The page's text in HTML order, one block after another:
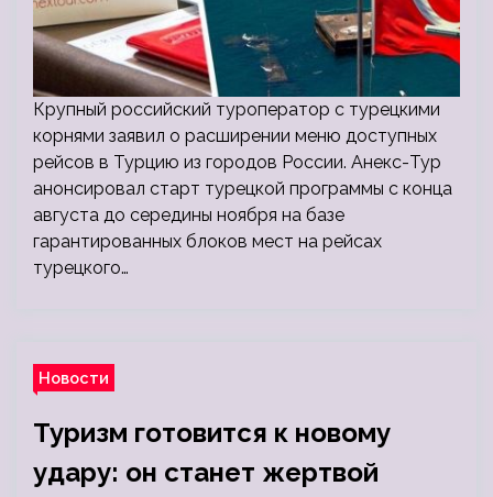
Крупный российский туроператор с турецкими
корнями заявил о расширении меню доступных
рейсов в Турцию из городов России. Анекс-Тур
анонсировал старт турецкой программы с конца
августа до середины ноября на базе
гарантированных блоков мест на рейсах
турецкого…
Новости
Туризм готовится к новому
удару: он станет жертвой